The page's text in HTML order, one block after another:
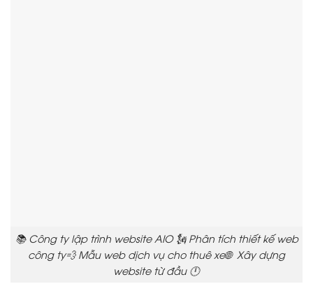
📚 Công ty lập trình website AIO 🗽 Phân tích thiết kế web
công ty💨 Mẫu web dịch vụ cho thuê xe🌐 Xây dựng
website từ đầu 🕛